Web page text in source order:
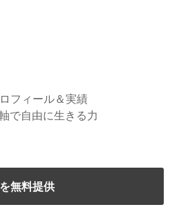
フィール＆実績
で自由に生きる力
無料提供